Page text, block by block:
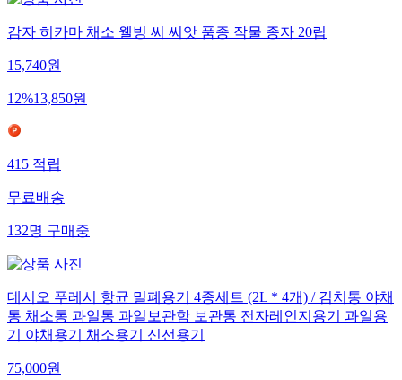
감자 히카마 채소 웰빙 씨 씨앗 품종 작물 종자 20립
15,740원
12%13,850원
415적립
무료배송
132명구매중
데시오 푸레시 항균 밀폐용기 4종세트 (2L * 4개) / 김치통 야채
통 채소통 과일통 과일보관함 보관통 전자레인지용기 과일용
기 야채용기 채소용기 신선용기
75,000원